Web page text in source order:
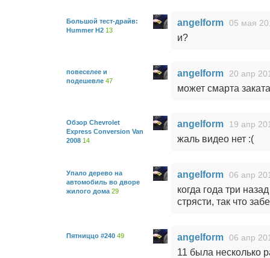
Большой тест-драйв:
Hummer H2 13
angelform 05 мая
и?
повеселее и
подешевле 47
angelform 20 апр
может смарта
Обзор Chevrolet
Express Conversion Van
2008 14
angelform 19 апр
жаль видео нет :(
Упало дерево на
автомобиль во дворе
жилого дома 29
angelform 06 апр
когда года три
стрясти, так что
Пятниццо #240 49 angelform 06 апр
11 была несколько